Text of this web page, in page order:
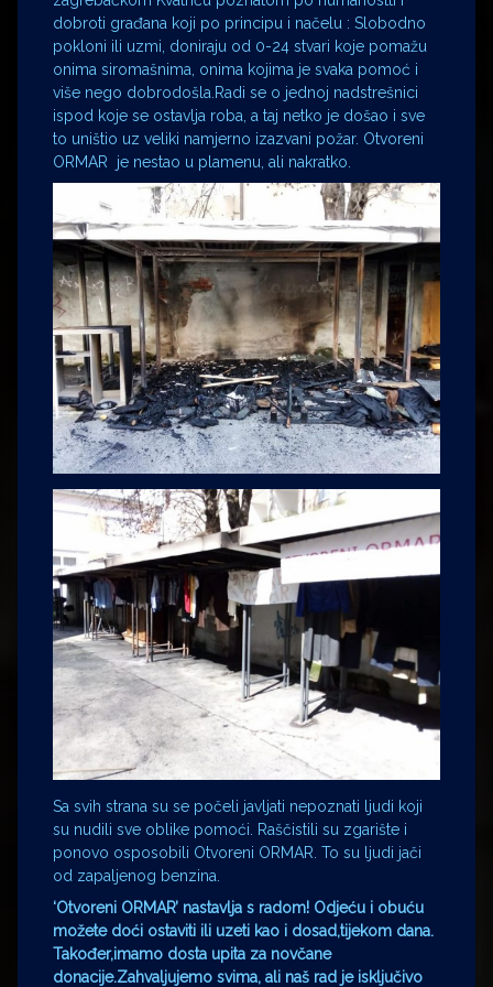
dobroti građana koji po principu i načelu : Slobodno
pokloni ili uzmi, doniraju od 0-24 stvari koje pomažu
onima siromašnima, onima kojima je svaka pomoć i
više nego dobrodošla.Radi se o jednoj nadstrešnici
ispod koje se ostavlja roba, a taj netko je došao i sve
to uništio uz veliki namjerno izazvani požar. Otvoreni
ORMAR je nestao u plamenu, ali nakratko.
Sa svih strana su se počeli javljati nepoznati ljudi koji
su nudili sve oblike pomoći. Raščistili su zgarište i
ponovo osposobili Otvoreni ORMAR. To su ljudi jači
od zapaljenog benzina.
‘Otvoreni ORMAR’ nastavlja s radom! Odjeću i obuću
možete doći ostaviti ili uzeti kao i dosad,tijekom dana.
Također,imamo dosta upita za novčane
donacije.Zahvaljujemo svima, ali naš rad je isključivo